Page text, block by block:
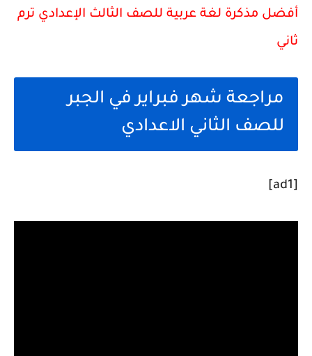
أفضل مذكرة لغة عربية للصف الثالث الإعدادي ترم
ثاني
مراجعة شهر فبراير في الجبر
للصف الثاني الاعدادي
[ad1]